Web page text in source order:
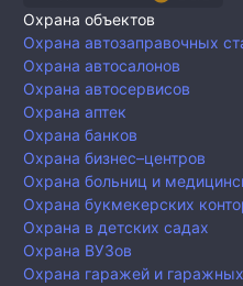
Охрана объектов
Охрана автозаправочных
Охрана автосалонов
Охрана автосервисов
Охрана аптек
Охрана банков
Охрана бизнес–центров
Охрана больниц и
Охрана букмекерских
Охрана в детских садах
Охрана ВУЗов
Охрана гаражей и